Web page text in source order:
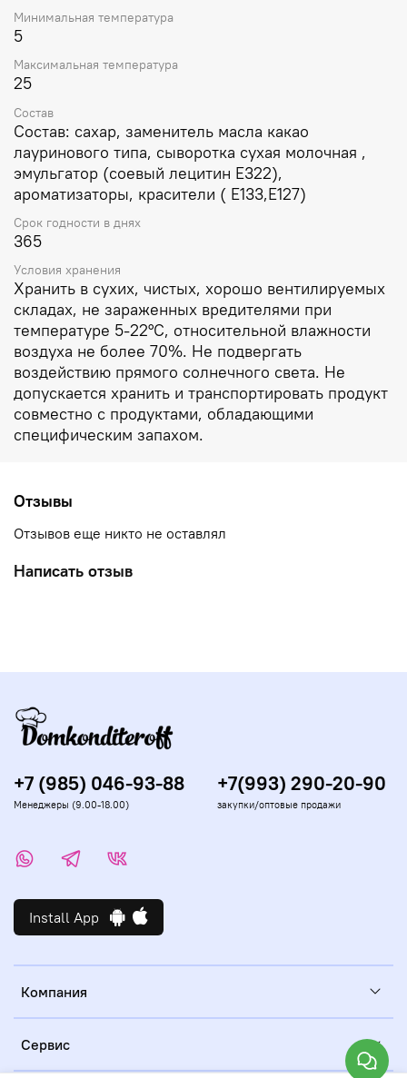
Минимальная температура
5
Максимальная температура
25
Состав
Состав: сахар, заменитель масла какао
лауринового типа, сыворотка сухая молочная ,
эмульгатор (соевый лецитин Е322),
ароматизаторы, красители ( Е133,Е127)
Срок годности в днях
365
Условия хранения
Хранить в сухих, чистых, хорошо вентилируемых
складах, не зараженных вредителями при
температуре 5-22°C, относительной влажности
воздуха не более 70%. Не подвергать
воздействию прямого солнечного света. Не
допускается хранить и транспортировать продукт
совместно с продуктами, обладающими
специфическим запахом.
Отзывы
Отзывов еще никто не оставлял
Написать отзыв
Компания
Сервис
Install App
+7 (985) 046-93-88
Менеджеры (9.00-18.00)
+7(993) 290-20-90
закупки/оптовые продажи